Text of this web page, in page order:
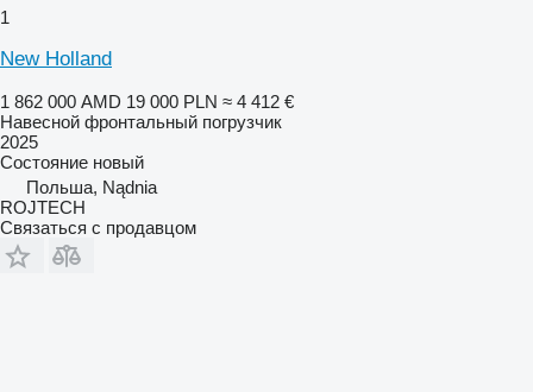
1
New Holland
1 862 000 AMD 19 000 PLN ≈ 4 412 €
Навесной фронтальный погрузчик
2025
Состояние новый
Польша, Nądnia
ROJTECH
Связаться с продавцом